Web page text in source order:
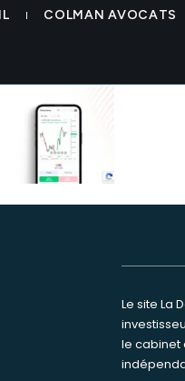
COLMAN AVOCATS
trading
Le site La
le cabinet
Nous
assister
victimes